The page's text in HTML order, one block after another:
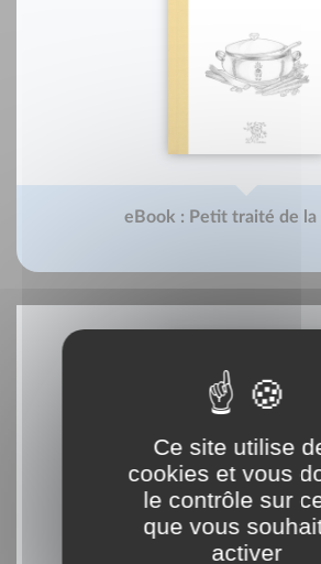
eBook : Petit traité de la
Ce site utilise
cookies et vous
le contrôle sur
que vous
activer